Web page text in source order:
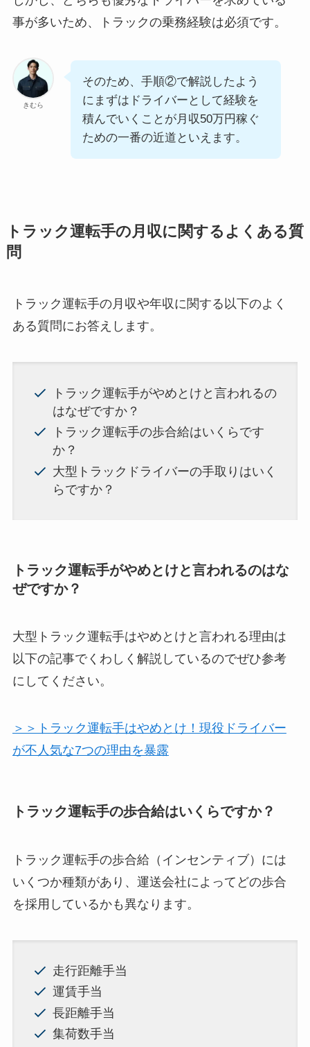
事が多いため、トラックの乗務経験は必須です。
きむら
そのため、手順②で解説したよう
にまずはドライバーとして経験を
積んでいくことが月収50万円稼ぐ
ための一番の近道といえます。
トラック運転手の月収に関するよくある質
問
トラック運転手の月収や年収に関する以下のよく
ある質問にお答えします。
トラック運転手がやめとけと言われるの
はなぜですか？
トラック運転手の歩合給はいくらです
か？
大型トラックドライバーの手取りはいく
らですか？
トラック運転手がやめとけと言われるのはな
ぜですか？
大型トラック運転手はやめとけと言われる理由は
以下の記事でくわしく解説しているのでぜひ参考
にしてください。
＞＞トラック運転手はやめとけ！現役ドライバー
が不人気な7つの理由を暴露
トラック運転手の歩合給はいくらですか？
トラック運転手の歩合給（インセンティブ）には
いくつか種類があり、運送会社によってどの歩合
を採用しているかも異なります。
走行距離手当
運賃手当
長距離手当
集荷数手当